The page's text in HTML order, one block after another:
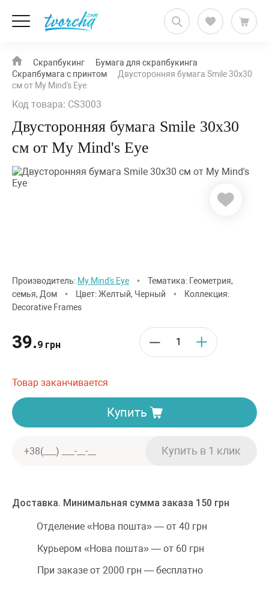
Скрапбукинг
Бумага для скрапбукинга
Скрапбумага с принтом
Двусторонняя бумага Smile 30х30
см от My Mind's Eye
Код товара: CS3003
Двусторонняя бумага Smile 30х30
см от My Mind's Eye
Производитель: My Mind's Eye •
Тематика: Геометрия,
семья, Дом
• Цвет: Желтый, Черный •
Коллекция:
Decorative Frames
39.9 грн
Товар заканчивается
Купить
Доставка. Минимальная сумма заказа 150 грн
Отделение «Нова пошта» — от 40 грн
Курьером «Нова пошта» — от 60 грн
При заказе от 2000 грн — бесплатно